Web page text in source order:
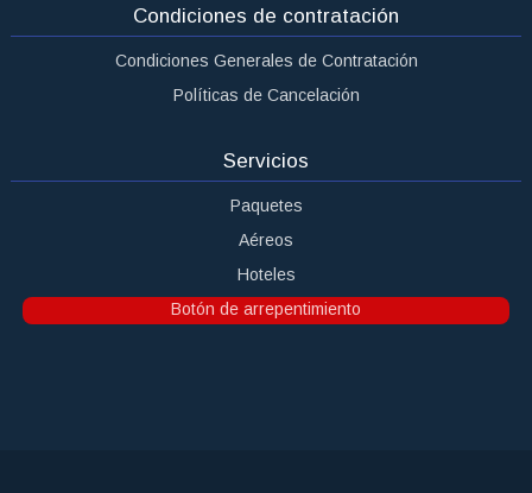
Condiciones de contratación
Condiciones Generales de Contratación
Políticas de Cancelación
Servicios
Paquetes
Aéreos
Hoteles
Botón de arrepentimiento